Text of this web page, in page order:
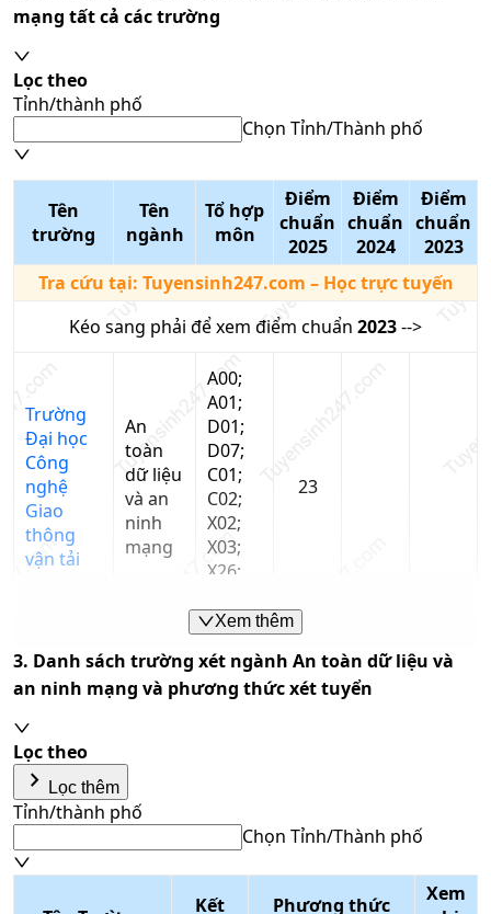
mạng tất cả các trường
Lọc theo
Tỉnh/thành phố
Chọn Tỉnh/Thành phố
Tên
trường
Tên
ngành
Tổ hợp
môn
Điểm
chuẩn
2025
Điểm
chuẩn
2024
Điểm
chuẩn
2023
Tra cứu tại: Tuyensinh247.com – Học trực tuyến
Kéo sang phải để xem điểm chuẩn 2023-->
Trường
Đại học
Công
nghệ
Giao
thông
vận tải
An
toàn
dữ liệu
và an
ninh
mạng
A00;
A01;
D01;
D07;
C01;
C02;
X02;
X03;
X26;
23
Ghi chú: Dữ liệu điểm chuẩn là xét tuyển bằng phương thức
tốt nghiệp THPT
Xem thêm
3. Danh sách trường xét ngành An toàn dữ liệu và
an ninh mạng và phương thức xét tuyển
Lọc theo
keyboard_arrow_right Lọc thêm
Tỉnh/thành phố
Chọn Tỉnh/Thành phố
Kết Phương thức
Xem